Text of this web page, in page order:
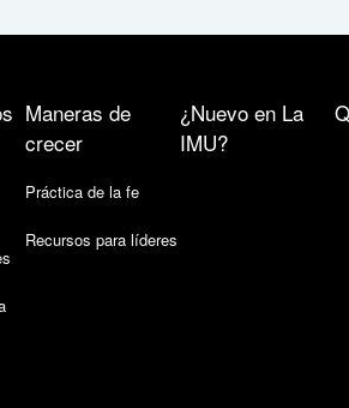
Maneras de
crecer
Práctica de la fe
Recursos para líderes
¿Nuevo en La
IMU?